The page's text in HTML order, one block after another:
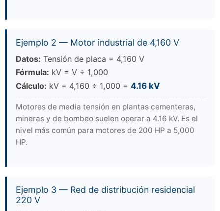
Ejemplo 2 — Motor industrial de 4,160 V
Datos: Tensión de placa = 4,160 V
Fórmula: kV = V ÷ 1,000
Cálculo: kV = 4,160 ÷ 1,000 = 4.16 kV
Motores de media tensión en plantas cementeras,
mineras y de bombeo suelen operar a 4.16 kV. Es el
nivel más común para motores de 200 HP a 5,000
HP.
Ejemplo 3 — Red de distribución residencial
220 V